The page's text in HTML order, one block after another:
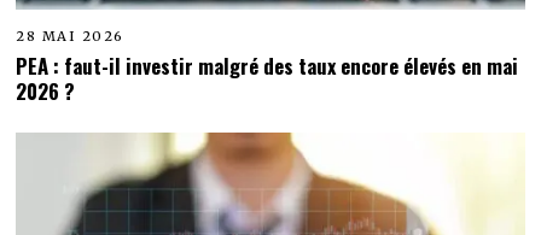
28 MAI 2026
PEA : faut-il investir malgré des taux encore élevés en mai
2026 ?